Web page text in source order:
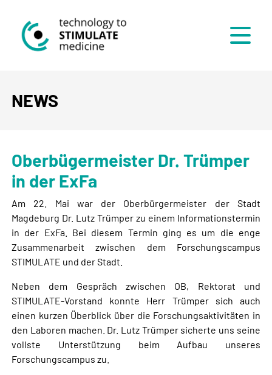
Menü
NEWS
Oberbügermeister Dr. Trümper
in der ExFa
Am 22. Mai war der Oberbürgermeister der Stadt
Magdeburg Dr. Lutz Trümper zu einem Informationstermin
in der ExFa. Bei diesem Termin ging es um die enge
Zusammenarbeit zwischen dem Forschungscampus
STIMULATE und der Stadt.
Neben dem Gespräch zwischen OB, Rektorat und
STIMULATE-Vorstand konnte Herr Trümper sich auch
einen kurzen Überblick über die Forschungsaktivitäten in
den Laboren machen. Dr. Lutz Trümper sicherte uns seine
vollste Unterstützung beim Aufbau unseres
Forschungscampus zu.